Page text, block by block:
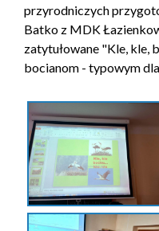
przyrodniczych
Batko z MDK
zatytułowane "Kle, kle,
bocianom - typowym